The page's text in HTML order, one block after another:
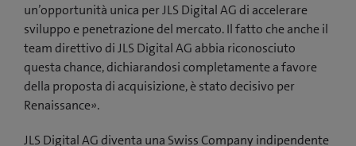
un’opportunità unica per JLS Digital AG di accelerare
sviluppo e penetrazione del mercato. Il fatto che anche il
team direttivo di JLS Digital AG abbia riconosciuto
questa chance, dichiarandosi completamente a favore
della proposta di acquisizione, è stato decisivo per
Renaissance».
JLS Digital AG diventa una Swiss Company indipendente